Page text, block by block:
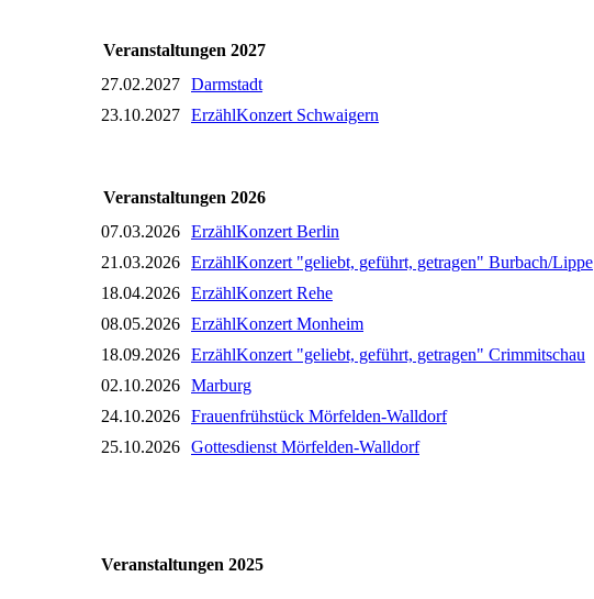
Veranstaltungen 2027
27.02.2027 Darmstadt
23.10.2027 ErzählKonzert Schwaigern
Veranstaltungen 2026
07.03.2026 ErzählKonzert Berlin
21.03.2026 ErzählKonzert "geliebt, geführt, getragen" Burbach/Lippe
18.04.2026 ErzählKonzert Rehe
08.05.2026 ErzählKonzert Monheim
18.09.2026 ErzählKonzert "geliebt, geführt, getragen" Crimmitschau
02.10.2026 Marburg
24.10.2026 Frauenfrühstück Mörfelden-Walldorf
25.10.2026 Gottesdienst Mörfelden-Walldorf
Veranstaltungen 2025